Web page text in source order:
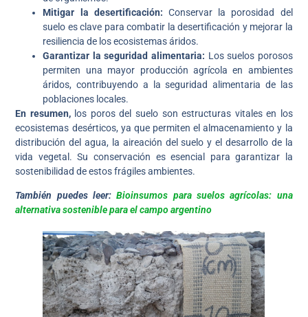
Mitigar la desertificación: Conservar la porosidad del
suelo es clave para combatir la desertificación y mejorar la
resiliencia de los ecosistemas áridos.
Garantizar la seguridad alimentaria: Los suelos porosos
permiten una mayor producción agrícola en ambientes
áridos, contribuyendo a la seguridad alimentaria de las
poblaciones locales.
En resumen,los poros del suelo son estructuras vitales en los
ecosistemas desérticos, ya que permiten el almacenamiento y la
distribución del agua, la aireación del suelo y el desarrollo de la
vida vegetal. Su conservación es esencial para garantizar la
sostenibilidad de estos frágiles ambientes.
También puedes leer:Bioinsumos para suelos agrícolas: una
alternativa sostenible para el campo argentino